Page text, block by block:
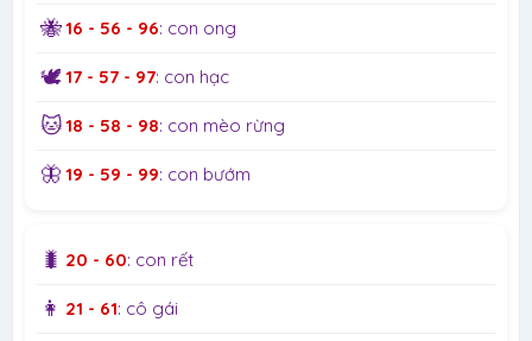
🐝16 - 56 - 96: con ong
🕊️17 - 57 - 97: con hạc
🐱18 - 58 - 98: con mèo rừng
🦋 19 - 59 - 99: con bướm
🐛 20 - 60: con rết
👩 21 - 61: cô gái